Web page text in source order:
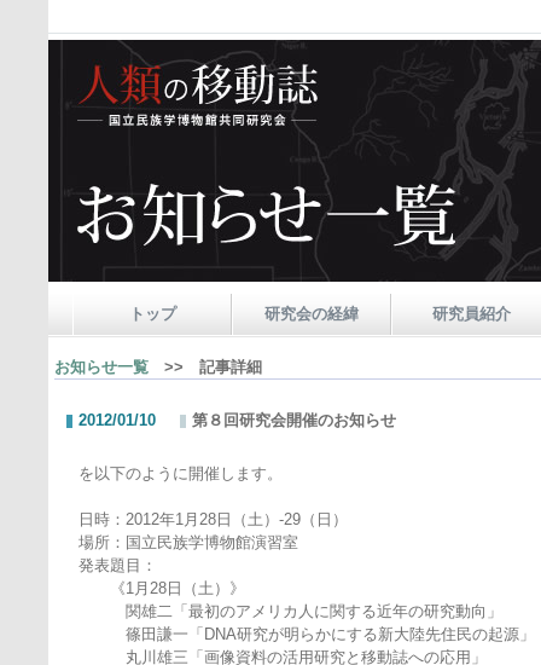
トップ 研究会の経緯 研究員紹介
お知らせ一覧 >> 記事詳細
2012/01/10 第８回研究会開催のお知らせ
を以下のように開催します。
日時：2012年1月28日（土）-29（日）
場所：国立民族学博物館演習室
発表題目：
《1月28日（土）》
関雄二「最初のアメリカ人に関する近年の研究動向」
篠田謙一「DNA研究が明らかにする新大陸先住民の起源」
丸川雄三「画像資料の活用研究と移動誌への応用」